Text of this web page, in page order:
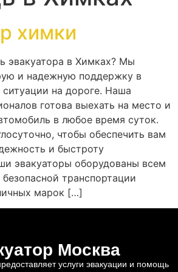
химки
эвакуатора в Химках? Мы
и надежную поддержку в
на дороге. Наша
готова выехать на место и
в любое время суток.
чтобы обеспечить вам
и быстроту
эвакуаторы оборудованы всем
транспортации
марок […]
Москва
услуги эвакуации и помощь